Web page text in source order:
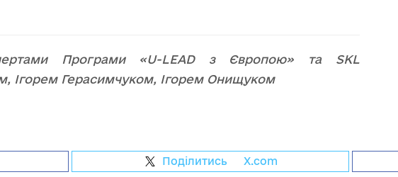
Програми «U-LEAD з Європою» та SKL
Ігорем Герасимчуком, Ігорем Онищуком
Поділитись X.com